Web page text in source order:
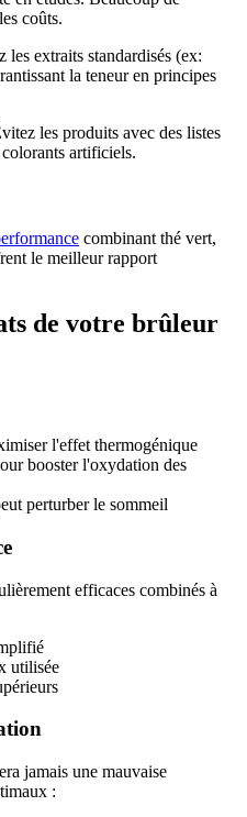
coûts.
les extraits standardisés (ex:
la teneur en principes
les produits avec des listes
artificiels.
combinant thé vert,
le meilleur rapport
de votre brûleur
l'effet thermogénique
booster l'oxydation des
perturber le sommeil
efficaces combinés à
utilisée
jamais une mauvaise
: